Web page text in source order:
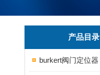
产品目录
burkert阀门定位器